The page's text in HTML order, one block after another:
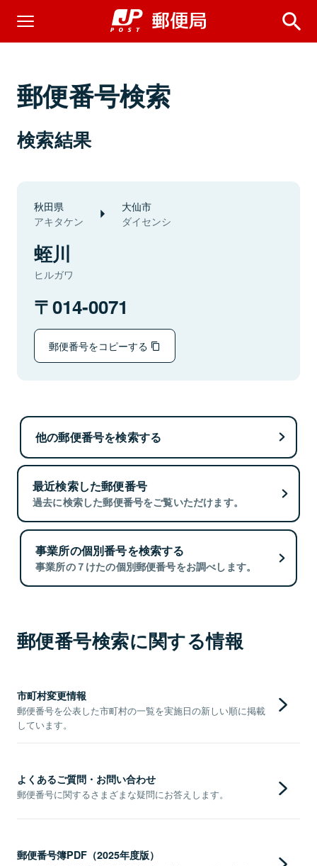
郵便番号検索
検索結果
秋田県
アキタケン
大仙市
ダイセンシ
蛭川
ヒルガワ
014-0071
郵便番号をコピーする
他の郵便番号を検索する
最近検索した郵便番号
過去に検索した郵便番号をご覧いただけます。
事業所の個別番号を検索する
事業所の７けたの個別郵便番号をお調べします。
郵便番号検索に関する情報
市町村変更情報
郵便番号を公表した市町村の一覧を実施日の新しい順に掲載
しています。
よくあるご質問・お問い合わせ
郵便番号に関するさまざまな疑問にお答えします。
郵便番号簿PDF（2025年度版）